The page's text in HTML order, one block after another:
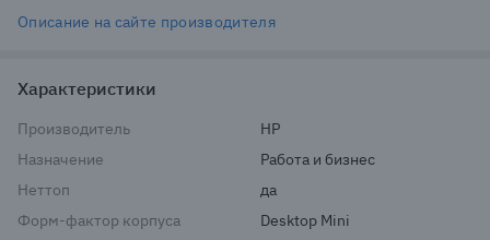
Описание на сайте производителя
Характеристики
Производитель
HP
Назначение
Работа и бизнес
Неттоп
да
Форм-фактор корпуса
Desktop Mini